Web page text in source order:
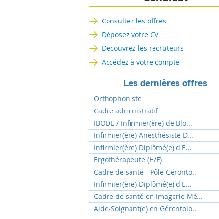
Consultez les offres
Déposez votre CV
Découvrez les recruteurs
Accédez à votre compte
Les dernières offres
Orthophoniste
Cadre administratif
IBODE / Infirmier(ère) de Blo...
Infirmier(ère) Anesthésiste D...
Infirmier(ère) Diplômé(e) d'E...
Ergothérapeute (H/F)
Cadre de santé - Pôle Géronto...
Infirmier(ère) Diplômé(e) d'E...
Cadre de santé en Imagerie Mé...
Aide-Soignant(e) en Gérontolo...